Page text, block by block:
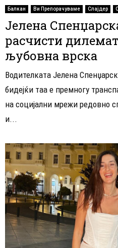
Балкан Ви Препорачуваме Слајдер
Јелена
расчисти
љубовна врска
Водителката Јелена
бидејќи таа е премногу
на социјални мрежи редовно
и...